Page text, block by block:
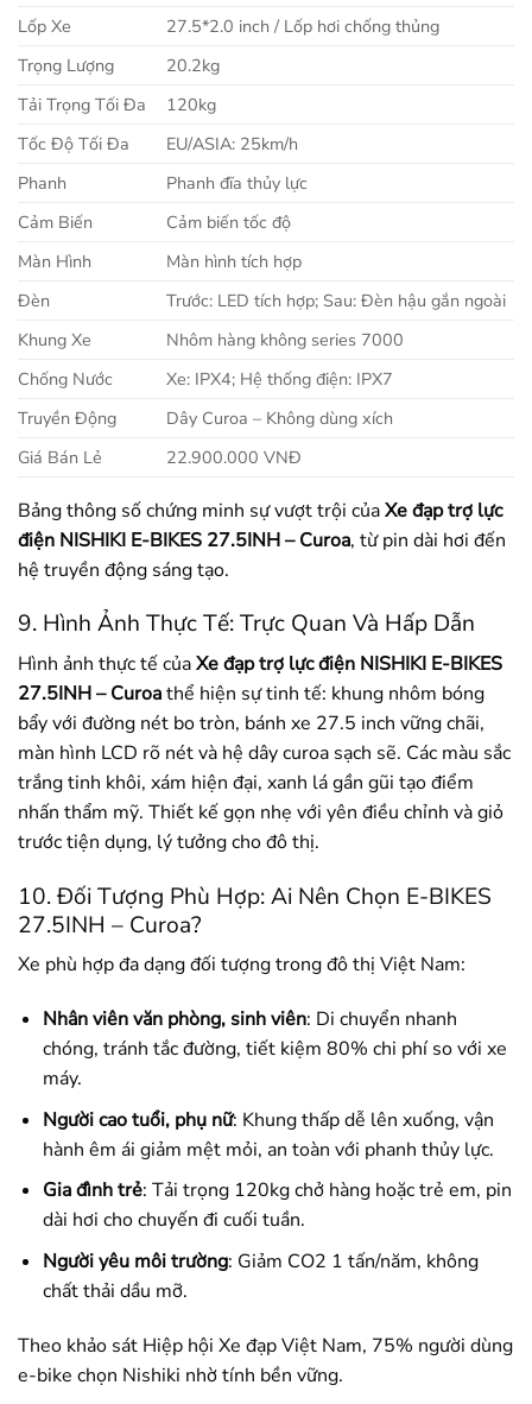
Lốp Xe
27.5*2.0 inch / Lốp hơi chống thủng
Trọng Lượng
20.2kg
Tải Trọng Tối Đa
120kg
Tốc Độ Tối Đa
EU/ASIA: 25km/h
Phanh
Phanh đĩa thủy lực
Cảm Biến
Cảm biến tốc độ
Màn Hình
Màn hình tích hợp
Đèn
Trước: LED tích hợp; Sau: Đèn hậu gắn ngoài
Khung Xe
Nhôm hàng không series 7000
Chống Nước
Xe: IPX4; Hệ thống điện: IPX7
Truyền Động
Dây Curoa – Không dùng xích
Giá Bán Lẻ
22.900.000 VNĐ
Bảng thông số chứng minh sự vượt trội củaXe đạp trợ lực
điện NISHIKI E-BIKES 27.5INH – Curoa, từ pin dài hơi đến
hệ truyền động sáng tạo.
9. Hình Ảnh Thực Tế: Trực Quan Và Hấp Dẫn
Hình ảnh thực tế củaXe đạp trợ lực điện NISHIKI E-BIKES
27.5INH – Curoathể hiện sự tinh tế: khung nhôm bóng
bẩy với đường nét bo tròn, bánh xe 27.5 inch vững chãi,
màn hình LCD rõ nét và hệ dây curoa sạch sẽ. Các màu sắc
trắng tinh khôi, xám hiện đại, xanh lá gần gũi tạo điểm
nhấn thẩm mỹ. Thiết kế gọn nhẹ với yên điều chỉnh và giỏ
trước tiện dụng, lý tưởng cho đô thị.
10. Đối Tượng Phù Hợp: Ai Nên Chọn E-BIKES
27.5INH – Curoa?
Xe phù hợp đa dạng đối tượng trong đô thị Việt Nam:
Nhân viên văn phòng, sinh viên: Di chuyển nhanh
chóng, tránh tắc đường, tiết kiệm 80% chi phí so với xe
máy.
Người cao tuổi, phụ nữ: Khung thấp dễ lên xuống, vận
hành êm ái giảm mệt mỏi, an toàn với phanh thủy lực.
Gia đình trẻ: Tải trọng 120kg chở hàng hoặc trẻ em, pin
dài hơi cho chuyến đi cuối tuần.
Người yêu môi trường: Giảm CO2 1 tấn/năm, không
chất thải dầu mỡ.
Theo khảo sát Hiệp hội Xe đạp Việt Nam, 75% người dùng
e-bike chọn Nishiki nhờ tính bền vững.